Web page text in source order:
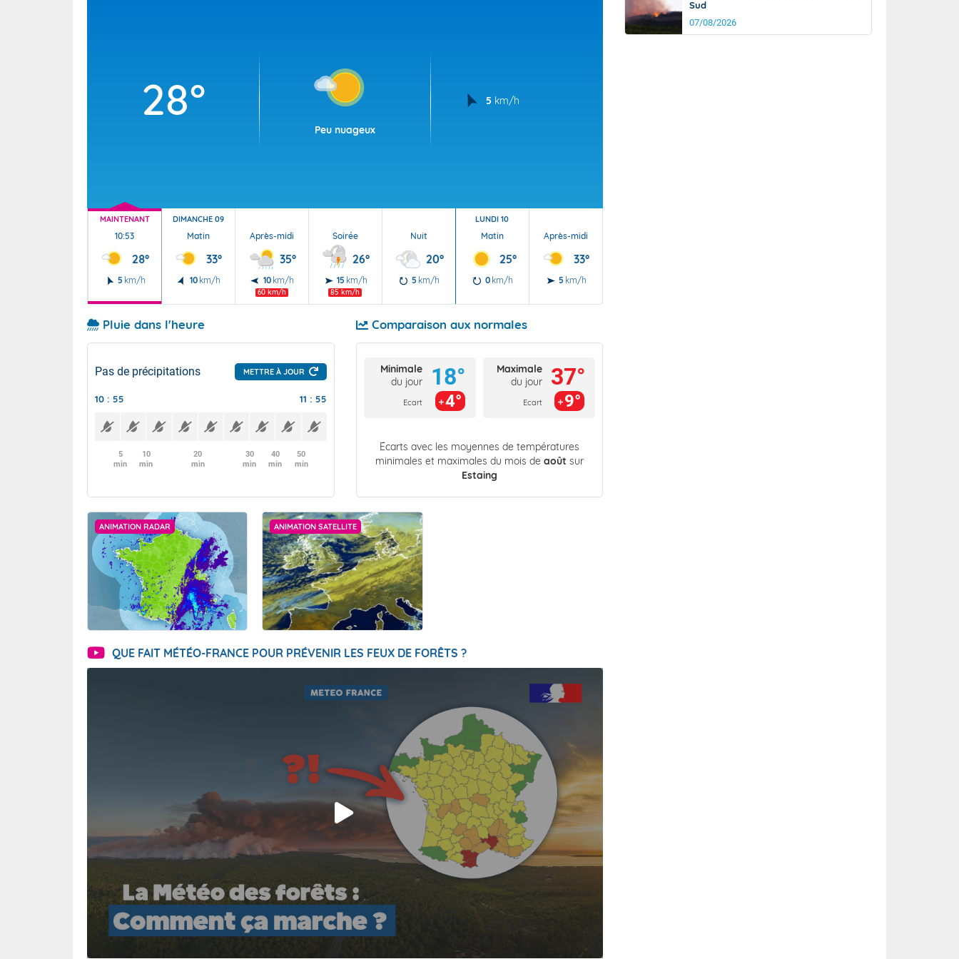
28°
Peu nuageux
5 km/h
MAINTENANT
10:53
28°
5 km/h
DIMANCHE 09
Matin
33°
10 km/h
Après-midi
35°
10 km/h
60 km/h
Soirée
26°
15 km/h
85 km/h
Nuit
20°
5 km/h
LUNDI 10
Matin
25°
0 km/h
Après-midi
33°
5 km/h
Pluie dans l'heure
Pas de précipitations METTRE À JOUR
10 : 55 11 : 55
5
min
10
min
20
min
30
min
40
min
50
min
Comparaison aux normales
Minimale
du jour
Ecart
18°
4°
Maximale
du jour
Ecart
37°
9°
Écarts avec les moyennes de températures
minimales et maximales du mois de août sur
Estaing
ANIMATION RADAR ANIMATION SATELLITE
QUE FAIT MÉTÉO-FRANCE POUR PRÉVENIR LES FEUX DE FORÊTS ?
Sud
07/08/2026